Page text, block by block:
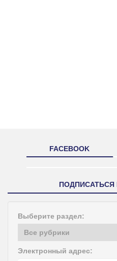
FACEBOOK
ПОДПИСАТЬСЯ
Выберите раздел:
Электронный адрес: